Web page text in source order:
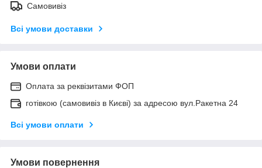
Самовивіз
Всі умови доставки
Умови оплати
Оплата за реквізитами ФОП
готівкою (самовивіз в Києві) за адресою вул.Ракетна 24
Всі умови оплати
Умови повернення